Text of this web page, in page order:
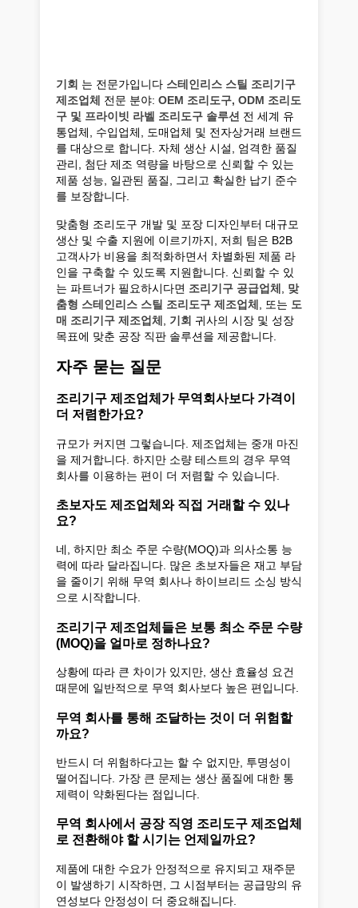
기회 는 전문가입니다 스테인리스 스틸 조리기구
제조업체 전문 분야: OEM 조리도구, ODM 조리도
구 및 프라이빗 라벨 조리도구 솔루션 전 세계 유
통업체, 수입업체, 도매업체 및 전자상거래 브랜드
를 대상으로 합니다. 자체 생산 시설, 엄격한 품질
관리, 첨단 제조 역량을 바탕으로 신뢰할 수 있는
제품 성능, 일관된 품질, 그리고 확실한 납기 준수
를 보장합니다.
맞춤형 조리도구 개발 및 포장 디자인부터 대규모
생산 및 수출 지원에 이르기까지, 저희 팀은 B2B
고객사가 비용을 최적화하면서 차별화된 제품 라
인을 구축할 수 있도록 지원합니다. 신뢰할 수 있
는 파트너가 필요하시다면 조리기구 공급업체
맞
춤형 스테인리스 스틸 조리도구 제조업체
, 또는 도
매 조리기구 제조업체
기회 귀사의 시장 및 성장
목표에 맞춘 공장 직판 솔루션을 제공합니다.
자주 묻는 질문
조리기구 제조업체가 무역회사보다 가격이
더 저렴한가요?
규모가 커지면 그렇습니다. 제조업체는 중개 마진
을 제거합니다. 하지만 소량 테스트의 경우 무역
회사를 이용하는 편이 더 저렴할 수 있습니다.
초보자도 제조업체와 직접 거래할 수 있나
요?
네, 하지만 최소 주문 수량(MOQ)과 의사소통 능
력에 따라 달라집니다. 많은 초보자들은 재고 부담
을 줄이기 위해 무역 회사나 하이브리드 소싱 방식
으로 시작합니다.
조리기구 제조업체들은 보통 최소 주문 수량
(MOQ)을 얼마로 정하나요?
상황에 따라 큰 차이가 있지만, 생산 효율성 요건
때문에 일반적으로 무역 회사보다 높은 편입니다.
무역 회사를 통해 조달하는 것이 더 위험할
까요?
반드시 더 위험하다고는 할 수 없지만, 투명성이
떨어집니다. 가장 큰 문제는 생산 품질에 대한 통
제력이 약화된다는 점입니다.
무역 회사에서 공장 직영 조리도구 제조업체
로 전환해야 할 시기는 언제일까요?
제품에 대한 수요가 안정적으로 유지되고 재주문
이 발생하기 시작하면, 그 시점부터는 공급망의 유
연성보다 안정성이 더 중요해집니다.